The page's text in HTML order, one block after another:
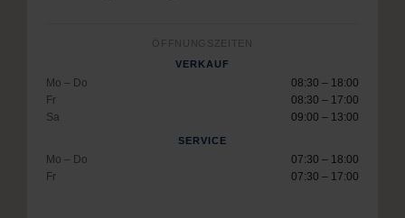
ÖFFNUNGSZEITEN
VERKAUF
Mo – Do
08:30 – 18:00
Fr
08:30 – 17:00
Sa
09:00 – 13:00
SERVICE
Mo – Do
07:30 – 18:00
Fr
07:30 – 17:00